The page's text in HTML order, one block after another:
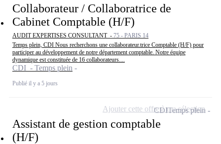
Collaborateur / Collaboratrice de
Cabinet Comptable (H/F)
AUDIT EXPERTISES CONSULTANT - 75 - PARIS 14
Temps plein, CDI Nous recherchons une collaborateur.trice Comptable (H/F) pour
participer au développement de notre département comptable. Notre équipe
dynamique est constituée de 16 collaborateurs....
CDI - Temps plein
Publié il y a 5 jours
Assistant de gestion comptable
(H/F)
CDITemps plein
Ajouter cette offre à ma sélection